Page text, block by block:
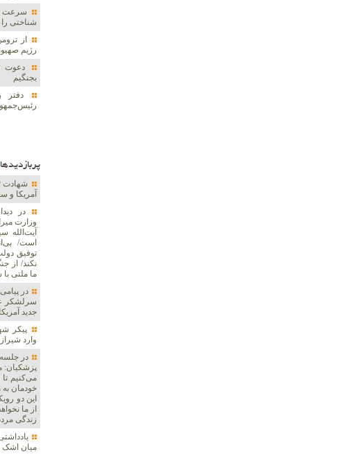
سرعت
شناختی
رژیم
دعوت
بجنگیم
دفتر
پربازديدها
آمریکا و
در
وزارت‌
آیت‌الله
است/
توفیق
نکند/ از
ما ملتی
در
سرلشکر
جدید
پیکر
وارد
در
پزشکیان:
می‌کنیم تا
خودمان به
این دو
از ما
زندگی
میان اشک